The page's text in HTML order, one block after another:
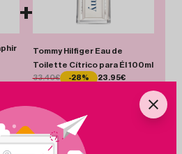
+
Tommy Hilfiger Eau de
Toilette Cítrico para Él 100ml
33.40€ -28% 23.95€
€ Añadir Pack